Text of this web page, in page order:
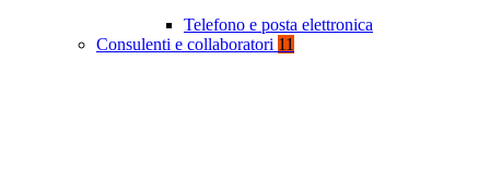
Telefono e posta elettronica
Consulenti e collaboratori 11